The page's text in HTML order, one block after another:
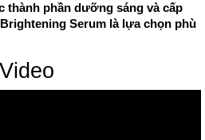
thành phần dưỡng sáng và cấp
Serum là lựa chọn phù
Video